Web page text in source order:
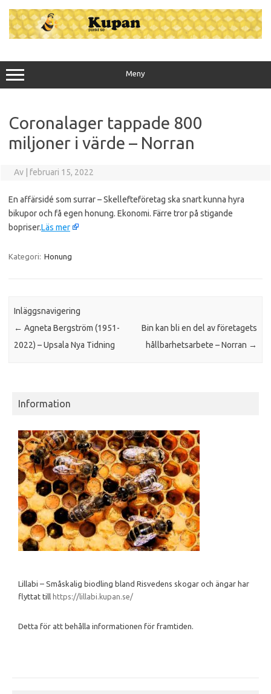
innehåll
Meny
Coronalager tappade 800
miljoner i värde – Norran
Av februari 15, 2022
En affärsidé som surrar – Skellefteföretag ska snart kunna hyra
bikupor och få egen honung. Ekonomi. Färre tror på stigande
bopriser.Läs mer
Kategori: Honung
Inläggsnavigering
← Agneta Bergström (1951-
2022) – Upsala Nya Tidning
Bin kan bli en del av företagets
hållbarhetsarbete – Norran →
Information
Lillabi – Småskalig biodling bland Risvedens skogar och ängar har
flyttat till https://lillabi.kupan.se/
Detta för att behålla informationen för framtiden.